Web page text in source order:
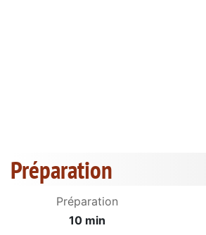
Préparation
Préparation
10 min